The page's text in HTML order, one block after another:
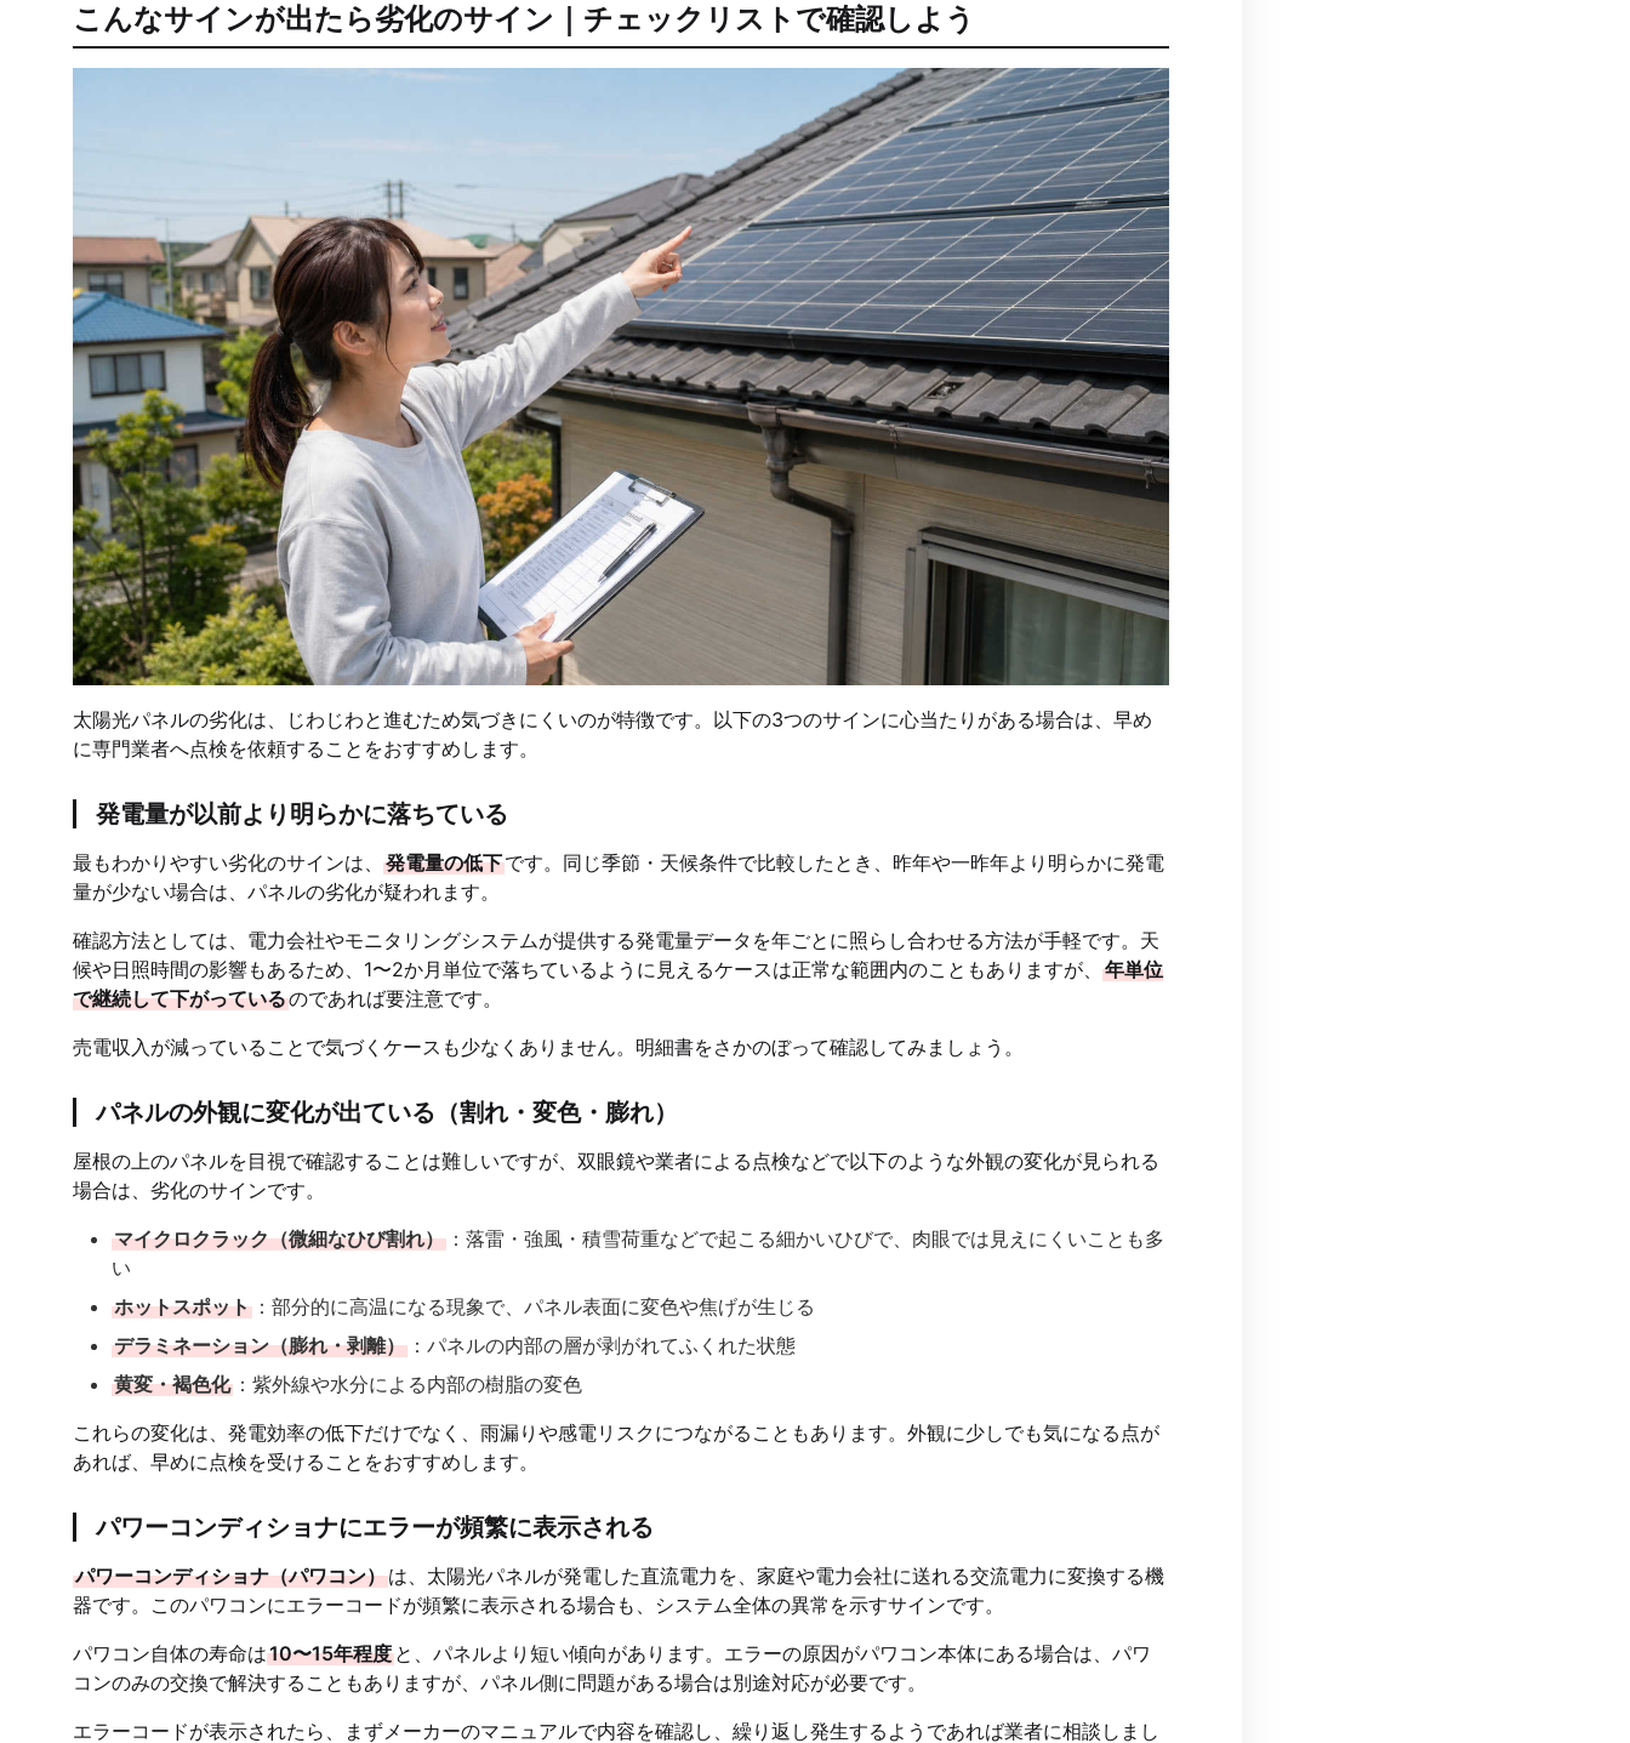
こんなサインが出たら劣化のサイン｜チェックリストで確認しよう
太陽光パネルの劣化は、じわじわと進むため気づきにくいのが特徴です。以下の3つのサインに心当たりがある場合は、早め
に専門業者へ点検を依頼することをおすすめします。
発電量が以前より明らかに落ちている
最もわかりやすい劣化のサインは、 発電量の低下です。同じ季節・天候条件で比較したとき、昨年や一昨年より明らかに発電
量が少ない場合は、パネルの劣化が疑われます。
確認方法としては、電力会社やモニタリングシステムが提供する発電量データを年ごとに照らし合わせる方法が手軽です。天
候や日照時間の影響もあるため、1〜2か月単位で落ちているように見えるケースは正常な範囲内のこともありますが、 年単位
で継続して下がっているのであれば要注意です。
売電収入が減っていることで気づくケースも少なくありません。明細書をさかのぼって確認してみましょう。
パネルの外観に変化が出ている（割れ・変色・膨れ）
屋根の上のパネルを目視で確認することは難しいですが、双眼鏡や業者による点検などで以下のような外観の変化が見られる
場合は、劣化のサインです。
マイクロクラック（微細なひび割れ） ：落雷・強風・積雪荷重などで起こる細かいひびで、肉眼では見えにくいことも多
い
ホットスポット ：部分的に高温になる現象で、パネル表面に変色や焦げが生じる
デラミネーション（膨れ・剥離） ：パネルの内部の層が剥がれてふくれた状態
黄変・褐色化 ：紫外線や水分による内部の樹脂の変色
これらの変化は、発電効率の低下だけでなく、雨漏りや感電リスクにつながることもあります。外観に少しでも気になる点が
あれば、早めに点検を受けることをおすすめします。
パワーコンディショナにエラーが頻繁に表示される
パワーコンディショナ（パワコン）は、太陽光パネルが発電した直流電力を、家庭や電力会社に送れる交流電力に変換する機
器です。このパワコンにエラーコードが頻繁に表示される場合も、システム全体の異常を示すサインです。
パワコン自体の寿命は10〜15年程度 と、パネルより短い傾向があります。エラーの原因がパワコン本体にある場合は、パワ
コンのみの交換で解決することもありますが、パネル側に問題がある場合は別途対応が必要です。
エラーコードが表示されたら、まずメーカーのマニュアルで内容を確認し、繰り返し発生するようであれば業者に相談しまし